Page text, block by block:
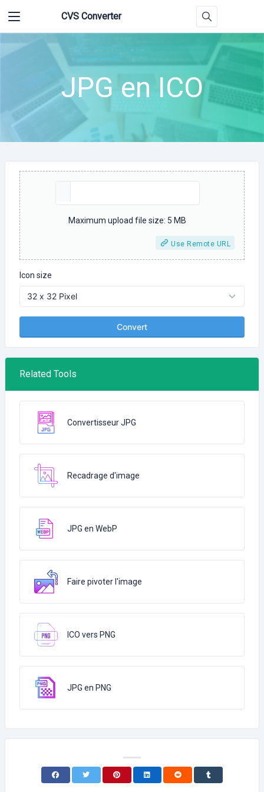
CVS Converter
JPG en ICO
Maximum upload file size: 5 MB
Use Remote URL
Icon size
Convert
Related Tools
Convertisseur JPG
Recadrage d'image
JPG en WebP
Faire pivoter l'image
ICO vers PNG
JPG en PNG